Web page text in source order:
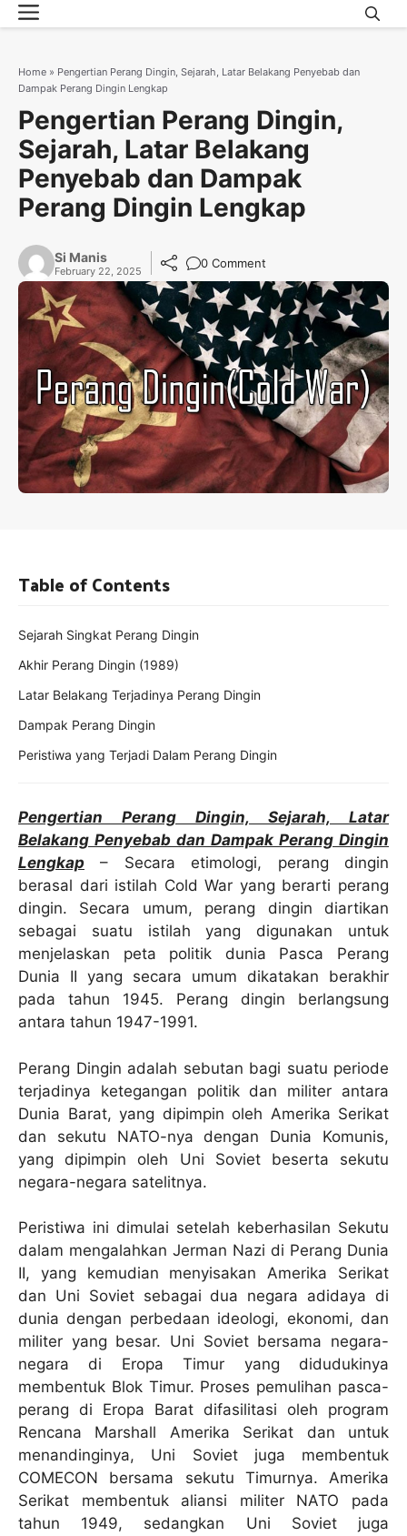
Skip
to
Menu
Home » Pengertian Perang Dingin, Sejarah, Latar Belakang Penyebab dan
Dampak Perang Dingin Lengkap
Pengertian Perang Dingin,
Sejarah, Latar Belakang
Penyebab dan Dampak
Perang Dingin Lengkap
Si Manis
February 22, 2025
0 Comment
Pengertian Perang Dingin, Sejarah, Latar
Belakang Penyebab dan Dampak Perang Dingin
Lengkap – Secara etimologi, perang dingin
berasal dari istilah Cold War yang berarti perang
dingin. Secara umum, perang dingin diartikan
sebagai suatu istilah yang digunakan untuk
menjelaskan peta politik dunia Pasca Perang
Dunia II yang secara umum dikatakan berakhir
pada tahun 1945. Perang dingin berlangsung
antara tahun 1947-1991.
Perang Dingin adalah sebutan bagi suatu periode
terjadinya ketegangan politik dan militer antara
Dunia Barat, yang dipimpin oleh Amerika Serikat
dan sekutu NATO-nya dengan Dunia Komunis,
yang dipimpin oleh Uni Soviet beserta sekutu
negara-negara satelitnya.
Peristiwa ini dimulai setelah keberhasilan Sekutu
dalam mengalahkan Jerman Nazi di Perang Dunia
II, yang kemudian menyisakan Amerika Serikat
dan Uni Soviet sebagai dua negara adidaya di
dunia dengan perbedaan ideologi, ekonomi, dan
militer yang besar. Uni Soviet bersama negara-
negara di Eropa Timur yang didudukinya
membentuk Blok Timur. Proses pemulihan pasca-
perang di Eropa Barat difasilitasi oleh program
Rencana Marshall Amerika Serikat dan untuk
menandinginya, Uni Soviet juga membentuk
COMECON bersama sekutu Timurnya. Amerika
Serikat membentuk aliansi militer NATO pada
tahun 1949, sedangkan Uni Soviet juga
Table of Contents
Sejarah Singkat Perang Dingin
Akhir Perang Dingin (1989)
Latar Belakang Terjadinya Perang Dingin
Dampak Perang Dingin
Peristiwa yang Terjadi Dalam Perang Dingin